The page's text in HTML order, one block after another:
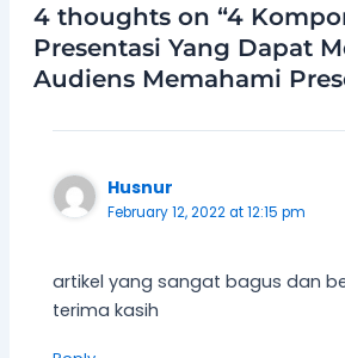
4 thoughts on “4
Presentasi Yang Dapat
Audiens Memahami
Husnur
February 12, 2022 at 12:15 pm
artikel yang sangat bagus dan
terima kasih